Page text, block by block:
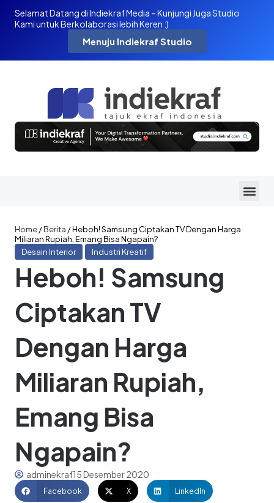
Selamat Datang di Indiekraf Media – Kunjungi Juga Studio
Kami untuk Berkolaborasi lebih Keren :)
Menuju Indiekraf Studio
Home/Berita /Heboh! Samsung Ciptakan TV Dengan Harga
Miliaran Rupiah, Emang Bisa Ngapain?
Desain Interior
Industri Kreatif
Heboh! Samsung
Ciptakan TV
Dengan Harga
Miliaran Rupiah,
Emang Bisa
Ngapain?
adminekraf15 Desember 2020
Facebook X LinkedIn